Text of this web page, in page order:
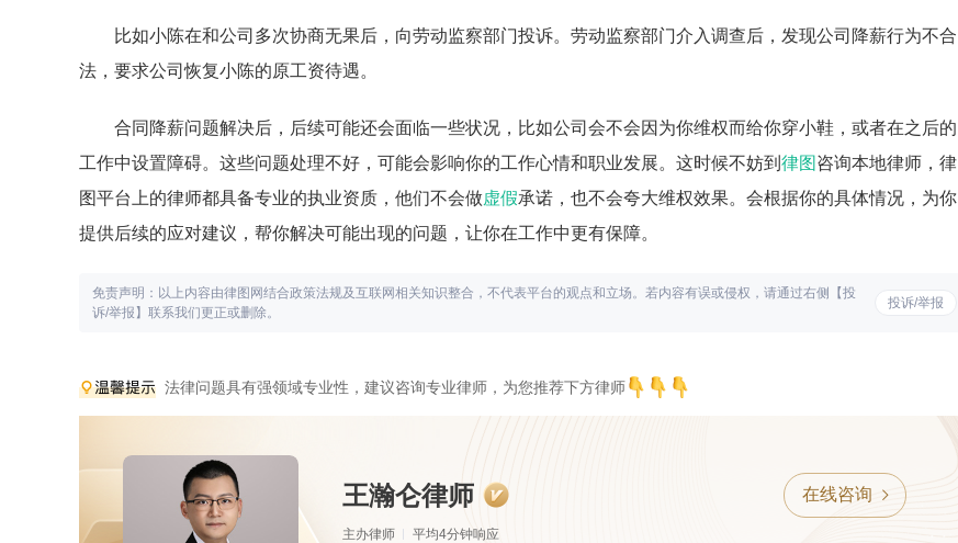
比如小陈在和公司多次协商无果后，向劳动监察部门投诉。劳动监察部门介入调查后，发现公司降薪行为不合
法，要求公司恢复小陈的原工资待遇。
合同降薪问题解决后，后续可能还会面临一些状况，比如公司会不会因为你维权而给你穿小鞋，或者在之后的
工作中设置障碍。这些问题处理不好，可能会影响你的工作心情和职业发展。这时候不妨到 律图 咨询本地律师，律
图平台上的律师都具备专业的执业资质，他们不会做虚假承诺，也不会夸大维权效果。会根据你的具体情况，为你
提供后续的应对建议，帮你解决可能出现的问题，让你在工作中更有保障。
投诉/举报
免责声明：以上内容由律图网结合政策法规及互联网相关知识整合，不代表平台的观点和立场。若内容有误或侵权，请通过右侧【投
诉/举报】联系我们更正或删除。
法律问题具有强领域专业性，建议咨询专业律师，为您推荐下方律师
王瀚仑律师
主办律师 平均4分钟响应
在线咨询